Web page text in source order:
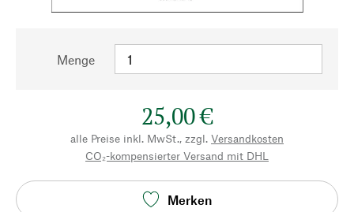
Menge
25,00 €
alle Preise inkl. MwSt., zzgl. Versandkosten
CO₂-kompensierter Versand mit DHL
Merken